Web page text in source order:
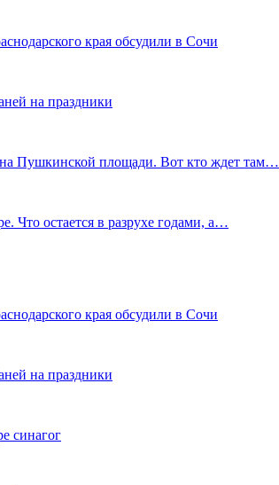
края обсудили в Сочи
на праздники
на Пушкинской площади. Вот кто ждет там…
Что остается в разрухе годами, а…
края обсудили в Сочи
на праздники
синагог